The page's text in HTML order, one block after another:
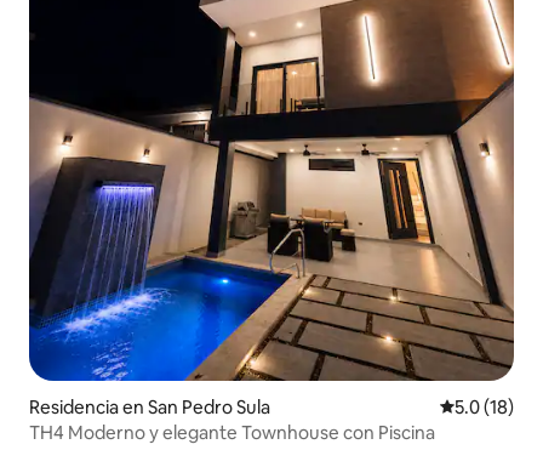
Residencia en San Pedro Sula Calificación
5.0 (18)
TH4 Moderno y elegante Townhouse con Piscina